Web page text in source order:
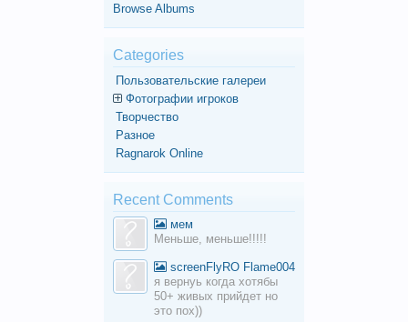
Browse Albums
Categories
Пользовательские галереи
Фотографии игроков
Творчество
Разное
Ragnarok Online
Recent Comments
мем
Меньше, меньше!!!!!
screenFlyRO Flame004
я вернуь когда хотябы
50+ живых прийдет но
это пох))